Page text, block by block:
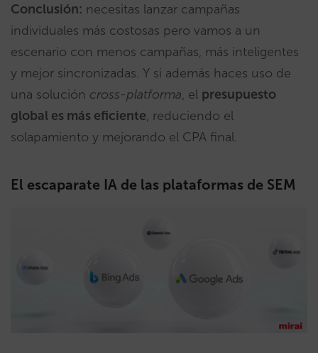
Conclusión: necesitas lanzar campañas
individuales más costosas pero vamos a un
escenario con menos campañas, más inteligentes
y mejor sincronizadas. Y si además haces uso de
una solución cross-platforma, el presupuesto
global es más eficiente, reduciendo el
solapamiento y mejorando el CPA final.
El escaparate IA de las plataformas de SEM